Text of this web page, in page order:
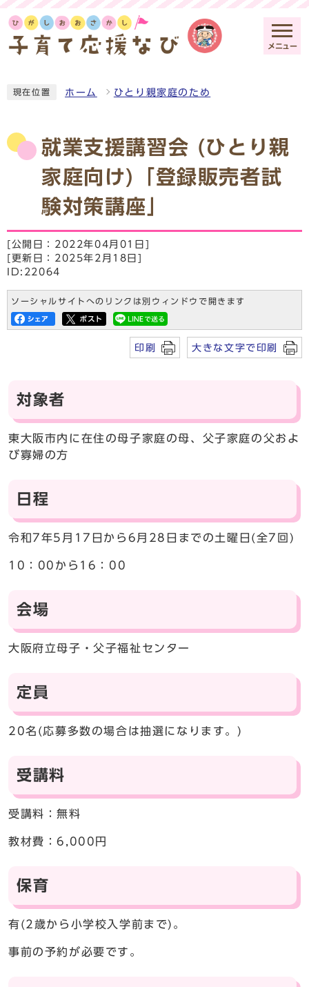
メニュー
現在位置 ホーム ひとり親家庭のため
就業支援講習会 (ひとり親
家庭向け)「登録販売者試
験対策講座」
[公開日：2022年04月01日]
[更新日：2025年2月18日]
ID:22064
ソーシャルサイトへのリンクは別ウィンドウで開きます
印刷 大きな文字で印刷
対象者
東大阪市内に在住の母子家庭の母、父子家庭の父およ
び寡婦の方
日程
令和7年5月17日から6月28日までの土曜日(全7回)
10：00から16：00
会場
大阪府立母子・父子福祉センター
定員
20名(応募多数の場合は抽選になります。)
受講料
受講料：無料
教材費：6,000円
保育
有(2歳から小学校入学前まで)。
事前の予約が必要です。